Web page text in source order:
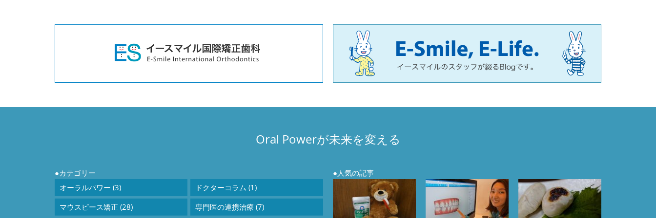
Oral Powerが未来を変える
カテゴリー
オーラルパワー (3)
ドクターコラム (1)
マウスピース矯正 (28)
専門医の連携治療 (7)
人気の記事